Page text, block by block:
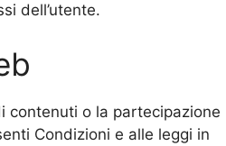
dell’utente.
contenuti o la partecipazione
Condizioni e alle leggi in